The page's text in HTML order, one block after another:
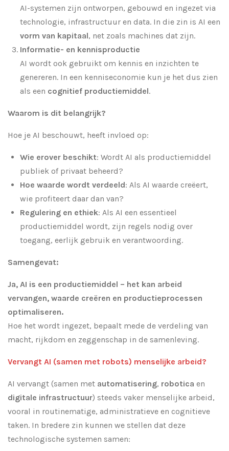
AI-systemen zijn ontworpen, gebouwd en ingezet via
technologie, infrastructuur en data. In die zin is AI een
vorm van kapitaal, net zoals machines dat zijn.
Informatie- en kennisproductie
AI wordt ook gebruikt om kennis en inzichten te
genereren. In een kenniseconomie kun je het dus zien
als een cognitief productiemiddel.
Waarom is dit belangrijk?
Hoe je AI beschouwt, heeft invloed op:
Wie erover beschikt: Wordt AI als productiemiddel
publiek of privaat beheerd?
Hoe waarde wordt verdeeld: Als AI waarde creëert,
wie profiteert daar dan van?
Regulering en ethiek: Als AI een essentieel
productiemiddel wordt, zijn regels nodig over
toegang, eerlijk gebruik en verantwoording.
Samengevat:
Ja, AI is een productiemiddel – het kan arbeid
vervangen, waarde creëren en productieprocessen
optimaliseren.
Hoe het wordt ingezet, bepaalt mede de verdeling van
macht, rijkdom en zeggenschap in de samenleving.
Vervangt AI (samen met robots) menselijke arbeid?
AI vervangt (samen met automatisering, robotica en
digitale infrastructuur) steeds vaker menselijke arbeid,
vooral in routinematige, administratieve en cognitieve
taken. In bredere zin kunnen we stellen dat deze
technologische systemen samen: